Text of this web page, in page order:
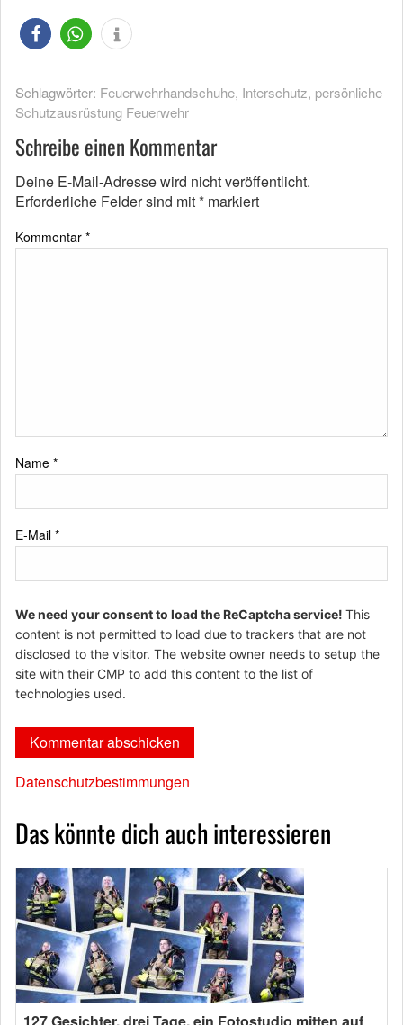
Schlagwörter: Feuerwehrhandschuhe, Interschutz, persönliche
Schutzausrüstung Feuerwehr
Schreibe einen Kommentar
Deine E-Mail-Adresse wird nicht veröffentlicht.
Erforderliche Felder sind mit* markiert
Kommentar *
Name *
E-Mail *
We need your consent to load the ReCaptcha service! This
content is not permitted to load due to trackers that are not
disclosed to the visitor. The website owner needs to setup the
site with their CMP to add this content to the list of
technologies used.
Datenschutzbestimmungen
Das könnte dich auch interessieren